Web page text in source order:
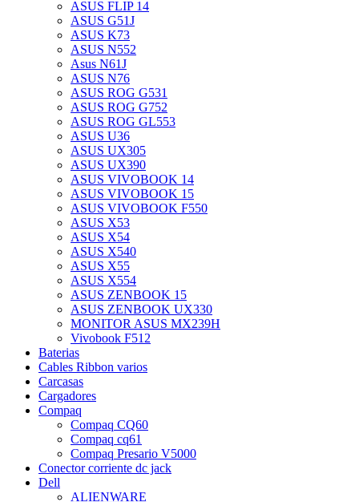
ASUS FLIP 14
ASUS G51J
ASUS K73
ASUS N552
Asus N61J
ASUS N76
ASUS ROG G531
ASUS ROG G752
ASUS ROG GL553
ASUS U36
ASUS UX305
ASUS UX390
ASUS VIVOBOOK 14
ASUS VIVOBOOK 15
ASUS VIVOBOOK F550
ASUS X53
ASUS X54
ASUS X540
ASUS X55
ASUS X554
ASUS ZENBOOK 15
ASUS ZENBOOK UX330
MONITOR ASUS MX239H
Vivobook F512
Baterias
Cables Ribbon varios
Carcasas
Cargadores
Compaq
Compaq CQ60
Compaq cq61
Compaq Presario V5000
Conector corriente dc jack
Dell
ALIENWARE